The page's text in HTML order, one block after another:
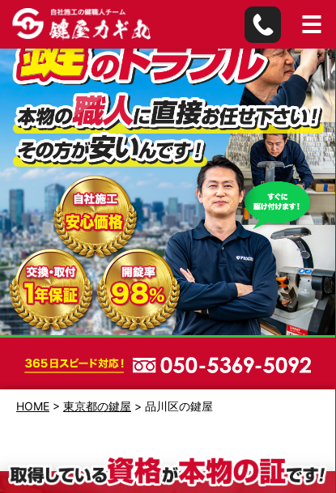
品川区の鍵屋
HOME > 東京都の鍵屋 > 品川区の鍵屋